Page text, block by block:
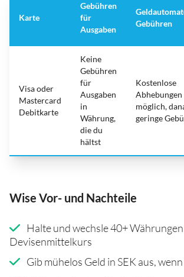
Karte
Gebühren
für
Ausgaben
Gebühren
Visa oder
Mastercard
Debitkarte
Keine
Gebühren
für
Ausgaben
in
Währung,
die du
hältst
Kostenlose
Abhebungen
möglich,
geringe
Wise Vor- und Nachteile
Halte und wechsle 40+
Devisenmittelkurs
Gib mühelos Geld in SEK aus,